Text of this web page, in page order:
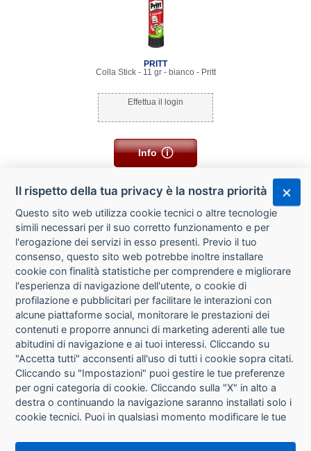
PRITT
Colla Stick - 11 gr - bianco - Pritt
Effettua il login
Info
CHI SIAMO
CONTATTI
CONDIZIONI DI VENDITA
RICHIESTA RECESSO
PRIVACY
Il rispetto della tua privacy è la nostra priorità
Questo sito web utilizza cookie tecnici o altre tecnologie
simili necessari per il suo corretto funzionamento e per
l'erogazione dei servizi in esso presenti. Previo il tuo
consenso, questo sito web potrebbe inoltre installare
cookie con finalità statistiche per comprendere e migliorare
l'esperienza di navigazione dell'utente, o cookie di
profilazione e pubblicitari per facilitare le interazioni con
alcune piattaforme social, monitorare le prestazioni dei
contenuti e proporre annunci di marketing aderenti alle tue
abitudini di navigazione e ai tuoi interessi. Cliccando su
"Accetta tutti" acconsenti all'uso di tutti i cookie sopra citati.
Cliccando su "Impostazioni" puoi gestire le tue preferenze
per ogni categoria di cookie. Cliccando sulla "X" in alto a
destra o continuando la navigazione saranno installati solo i
cookie tecnici. Puoi in qualsiasi momento modificare le tue
che si trova in fondo alle pagine del sito. Per maggiori